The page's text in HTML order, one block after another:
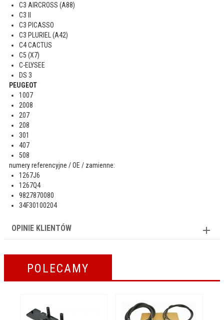
C3 AIRCROSS (A88)
C3 II
C3 PICASSO
C3 PLURIEL (A42)
C4 CACTUS
C5 (X7)
C-ELYSEE
DS 3
PEUGEOT
1007
2008
207
208
301
407
508
numery referencyjne / OE / zamienne:
1267J6
1267Q4
9827870080
34F30100204
OPINIE KLIENTÓW
POLECAMY